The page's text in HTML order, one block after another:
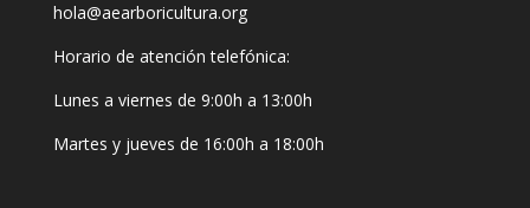
hola@aearboricultura.org
Horario de atención telefónica:
Lunes a viernes de 9:00h a 13:00h
Martes y jueves de 16:00h a 18:00h